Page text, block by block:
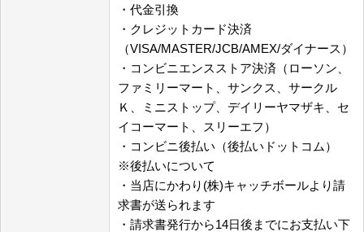
・代金引換
・クレジットカード決済
（VISA/MASTER/JCB/AMEX/ダイナース）
・コンビニエンスストア決済（ローソン、
ファミリーマート、サンクス、サークル
Ｋ、ミニストップ、デイリーヤマザキ、セ
イコーマート、スリーエフ）
・コンビニ後払い（後払いドットコム）
※後払いについて
・当店にかわり(株)キャッチボールより請
求書が送られます
・請求書発行から14日後までにお支払い下